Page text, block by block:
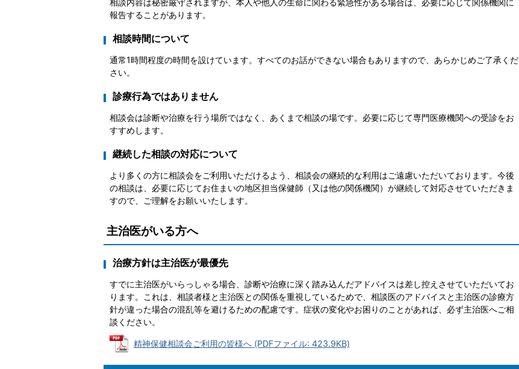
相談内容は秘密厳守されますが、本人や他人の生命に関わる緊急性がある場合は、必要に応じて関係機関に
報告することがあります。
相談時間について
通常1時間程度の時間を設けています。すべてのお話ができない場合もありますので、あらかじめご了承くだ
さい。
診療行為ではありません
相談会は診断や治療を行う場所ではなく、あくまで相談の場です。必要に応じて専門医療機関への受診をお
すすめします。
継続した相談の対応について
より多くの方に相談会をご利用いただけるよう、相談会の継続的な利用はご遠慮いただいております。今後
の相談は、必要に応じてお住まいの地区担当保健師（又は他の関係機関）が継続して対応させていただきま
すので、ご理解をお願いいたします。
主治医がいる方へ
治療方針は主治医が最優先
すでに主治医がいらっしゃる場合、診断や治療に深く踏み込んだアドバイスは差し控えさせていただいてお
ります。これは、相談者様と主治医との関係を重視しているためで、相談医のアドバイスと主治医の診療方
針が違った場合の混乱等を避けるための配慮です。症状の変化やお困りのことがあれば、必ず主治医へご相
談ください。
精神保健相談会ご利用の皆様へ (PDFファイル: 423.9KB)